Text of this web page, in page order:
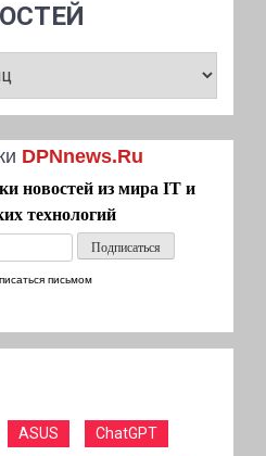
DPNnews.Ru
новостей из мира IT и
технологий
письмом
ASUS ChatGPT